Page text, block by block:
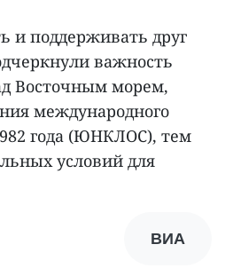
и поддерживать друг
важность
Восточным морем,
международного
года (ЮНКЛОС), тем
условий для
ВИА